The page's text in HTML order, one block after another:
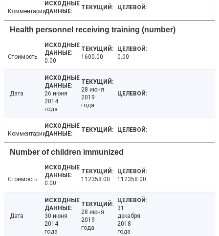
Комментарии
Health personnel receiving training (number)
Стоимость
0.00
1600.00 0.00
Дата
26 июня
2014
года
28 июня
2019
года
Комментарии
Number of children immunized
Стоимость
0.00
112358.00 112358.00
Дата
30 июня
2014
года
28 июня
2019
года
31
декабря
2018
года